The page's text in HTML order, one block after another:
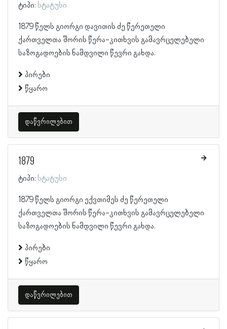
ტიპი: სტატუსი
1879 წელს გიორგი დავითის ძე წერეთელი
ქართველთა შორის წერა-კითხვის გამავრცელებელი
საზოგადოების ნამდვილი წევრი გახდა.
პირები
წყარო
დაწვრილებით
1879
ტიპი: სტატუსი
1879 წელს გიორგი ექვთიმეს ძე წერეთელი
ქართველთა შორის წერა-კითხვის გამავრცელებელი
საზოგადოების ნამდვილი წევრი გახდა.
პირები
წყარო
დაწვრილებით